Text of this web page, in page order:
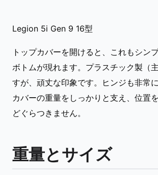
Legion 5i Gen 9 16型
トップカバーを開けると、これもシン
ボトムが現れます。プラスチック製（
すが、頑丈な印象です。ヒンジも非常
カバーの重量をしっかりと支え、位置
どぐらつきません。
重量とサイズ